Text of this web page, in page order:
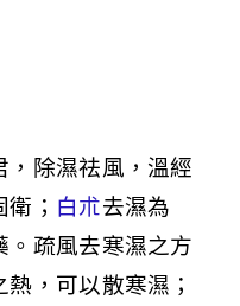
，除濕祛風，溫經
； 白朮去濕為
。疏風去寒濕之方
熱，可以散寒濕；